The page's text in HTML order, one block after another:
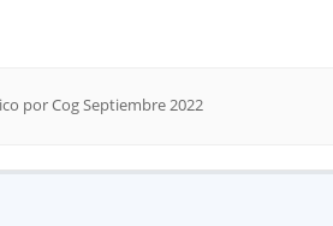
por Cog Septiembre 2022